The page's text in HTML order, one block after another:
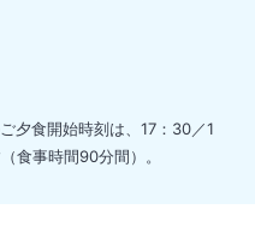
夕食開始時刻は、17：30／1
食事時間90分間）。